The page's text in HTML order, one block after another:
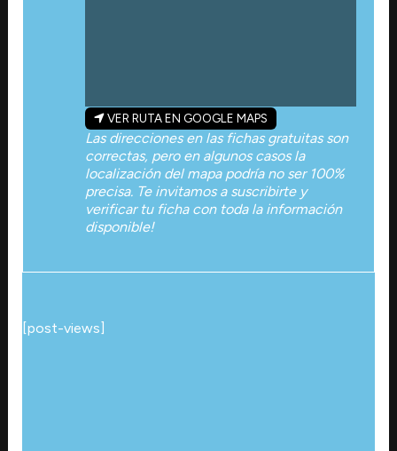
VER RUTA EN GOOGLE MAPS
Las direcciones en las fichas gratuitas son
correctas, pero en algunos casos la
localización del mapa podría no ser 100%
precisa. Te invitamos a suscribirte y
verificar tu ficha con toda la información
disponible!
[post-views]